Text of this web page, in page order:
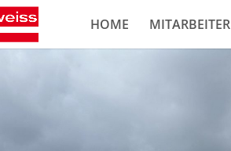
HOME MITARBEITER